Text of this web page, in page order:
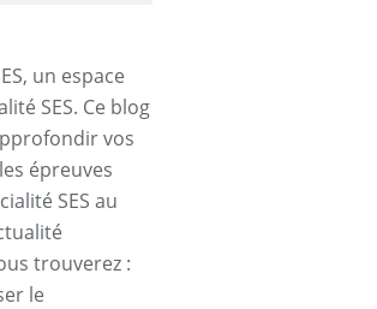
un espace
SES. Ce blog
vos
épreuves
SES au
trouverez :
le